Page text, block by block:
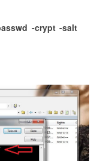
-crypt -salt